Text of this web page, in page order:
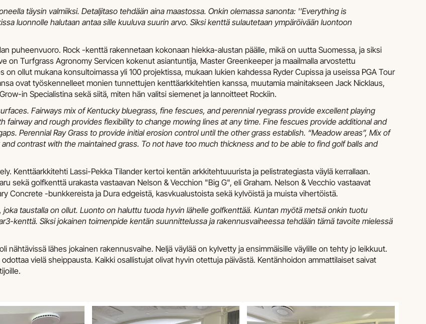
täysin valmiiksi. Detaljitaso tehdään aina maastossa. Onkin olemassa sanonta: ''Everything is
luonnolle halutaan antaa sille kuuluva suurin arvo. Siksi kenttä sulautetaan ympäröivään luontoon
puheenvuoro. Rock -kenttä rakennetaan kokonaan hiekka-alustan päälle, mikä on uutta Suomessa, ja siksi
on Turfgrass Agronomy Servicen kokenut asiantuntija, Master Greenkeeper ja maailmalla arvostettu
ollut mukana konsultoimassa yli 100 projektissa, mukaan lukien kahdessa Ryder Cupissa ja useissa PGA Tour
ovat työskennelleet monien tunnettujen kenttäarkkitehtien kanssa, muutamia mainitakseen Jack Nicklaus,
in Specialistina sekä siitä, miten hän valitsi siemenet ja lannoitteet Rockiin.
Fairways mix of Kentucky bluegrass, fine fescues, and perennial ryegrass provide excellent playing
fairway and rough provides flexibility to change mowing lines at any time. Fine fescues provide additional and
Perennial Ray Grass to provide initial erosion control until the other grass establish. “Meadow areas”, Mix of
contrast with the maintained grass. To not have too much thickness and to be able to find golf balls and
Kenttäarkkitehti Lassi-Pekka Tilander kertoi kentän arkkitehtuuurista ja pelistrategiasta väylä kerrallaan.
sekä golfkenttä urakasta vastaavan Nelson & Vecchion "Big G", eli Graham. Nelson & Vecchio vastaavat
Concrete -bunkkereista ja Dura edgeistä, kasvkualustoista sekä kylvöistä ja muista vihertöistä.
taustalla on ollut. Luonto on haluttu tuoda hyvin lähelle golfkenttää. Kuntan myötä metsä onkin tuotu
kenttä. Siksi jokainen toimenpide kentän suunnittelussa ja rakennusvaiheessa tehdään tämä tavoite mielessä
nähtävissä lähes jokainen rakennusvaihe. Neljä väylää on kylvetty ja ensimmäisille väylille on tehty jo leikkuut.
vielä sheippausta. Kaikki osallistujat olivat hyvin otettuja päivästä. Kentänhoidon ammattilaiset saivat